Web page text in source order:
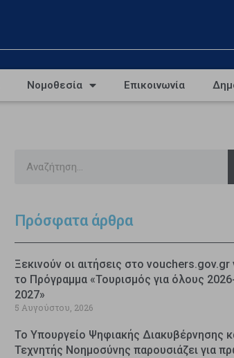
Νομοθεσία Επικοινωνία
Πρόσφατα άρθρα
Ξεκινούν οι αιτήσεις στο vouchers.gov.gr
το Πρόγραμμα «Τουρισμός για όλους
2027»
5 Αυγούστου, 2026
Το Υπουργείο Ψηφιακής Διακυβέρνησης
Τεχνητής Νοημοσύνης παρουσιάζει για